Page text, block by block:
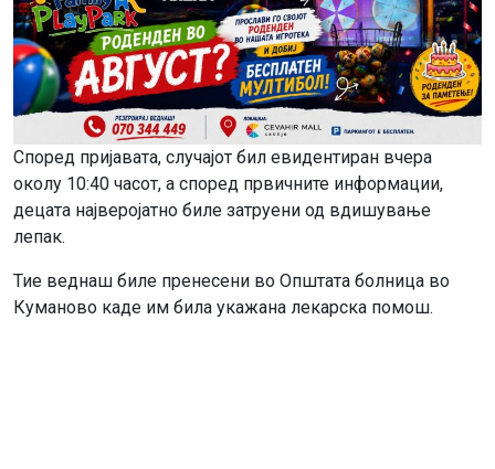
Според пријавата, случајот бил евидентиран вчера
околу 10:40 часот, а според првичните информации,
децата најверојатно биле затруени од вдишување
лепак.
Тие веднаш биле пренесени во Општата болница во
Куманово каде им била укажана лекарска помош.